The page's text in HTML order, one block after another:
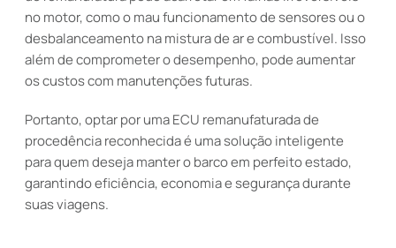
no motor, como o mau funcionamento de sensores ou o
desbalanceamento na mistura de ar e combustível. Isso
além de comprometer o desempenho, pode aumentar
os custos com manutenções futuras.
Portanto, optar por uma ECU remanufaturada de
procedência reconhecida é uma solução inteligente
para quem deseja manter o barco em perfeito estado,
garantindo eficiência, economia e segurança durante
suas viagens.